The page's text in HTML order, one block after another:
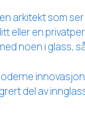
arkitekt som
eller en
noen i glass,
del av